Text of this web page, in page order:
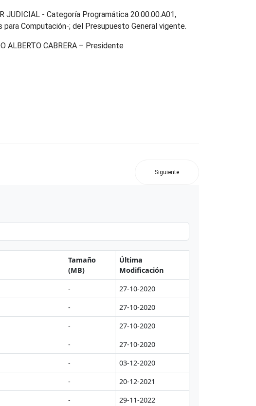
JUDICIAL - Categoría Programática 20.00.00.A01,
para Computación-; del Presupuesto General vigente.
ALBERTO CABRERA – Presidente
Siguiente